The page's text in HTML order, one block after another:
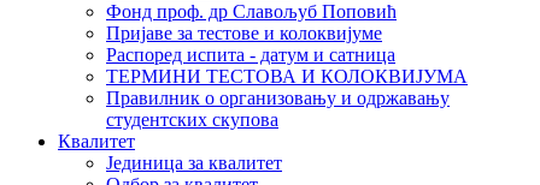
Фонд проф. др Славољуб Поповић
Пријаве за тестове и колоквијуме
Распоред испита - датум и сатница
ТЕРМИНИ ТЕСТОВА И КОЛОКВИЈУМА
Правилник о организовању и одржавању
студентских скупова
Квалитет
Јединица за квалитет